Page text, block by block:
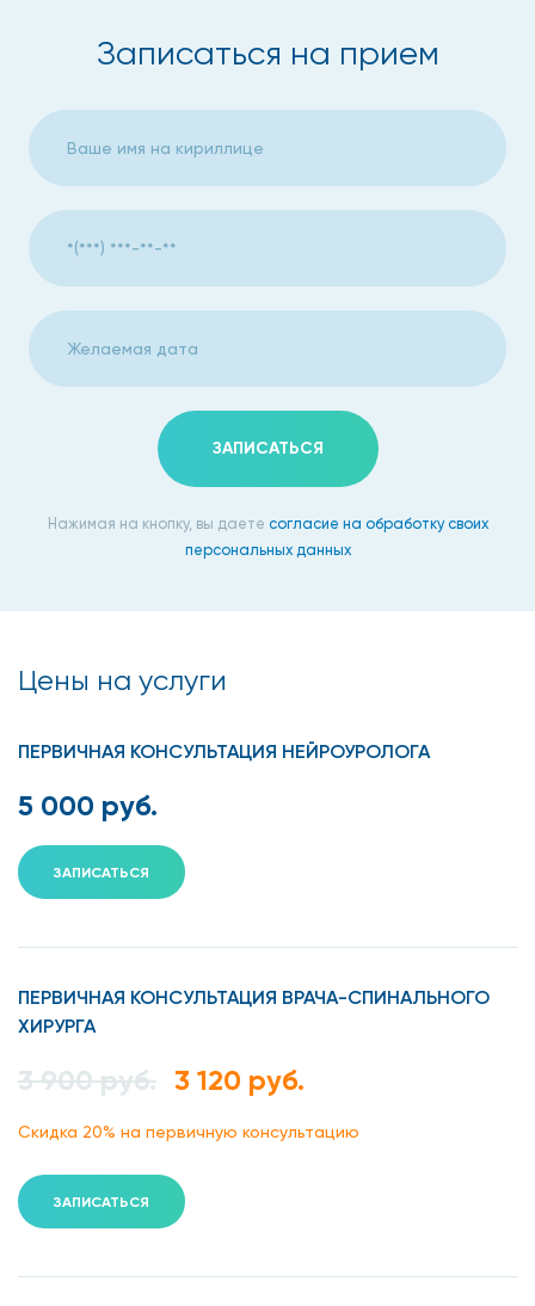
Записаться на прием
ЗАПИСАТЬСЯ
Нажимая на кнопку, вы даете согласие на обработку своих
персональных данных
Цены на услуги
ПЕРВИЧНАЯ КОНСУЛЬТАЦИЯ НЕЙРОУРОЛОГА
5 000 руб.
ЗАПИСАТЬСЯ
ПЕРВИЧНАЯ КОНСУЛЬТАЦИЯ ВРАЧА-СПИНАЛЬНОГО
ХИРУРГА
3 900 руб. 3 120 руб.
Скидка 20% на первичную консультацию
ЗАПИСАТЬСЯ